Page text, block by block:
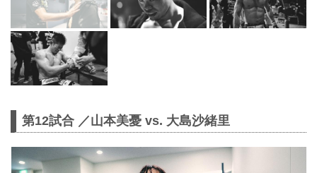
第12試合 ／山本美憂 vs. 大島沙緒里